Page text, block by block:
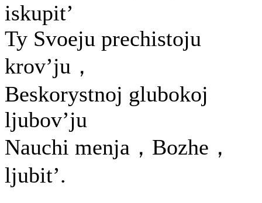
iskupit’
Ty Svoeju prechistoju
krov’ju，
Beskorystnoj glubokoj
ljubov’ju
Nauchi menja，Bozhe，
ljubit’.